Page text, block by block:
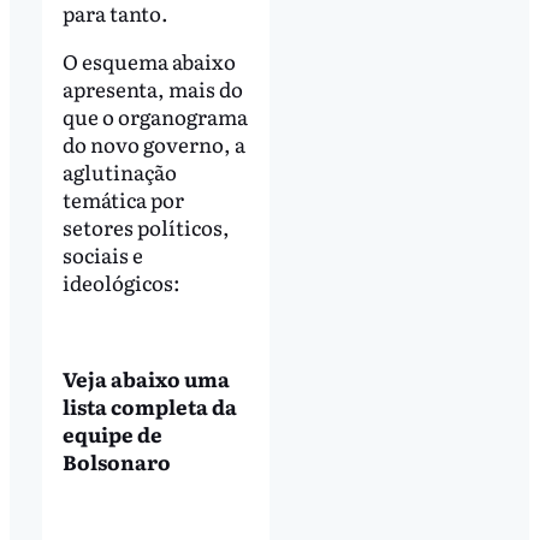
para tanto.
O esquema abaixo
apresenta, mais do
que o organograma
do novo governo, a
aglutinação
temática por
setores políticos,
sociais e
ideológicos:
Veja abaixo uma
lista completa da
equipe de
Bolsonaro